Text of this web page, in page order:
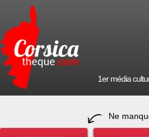
1er média
Ne